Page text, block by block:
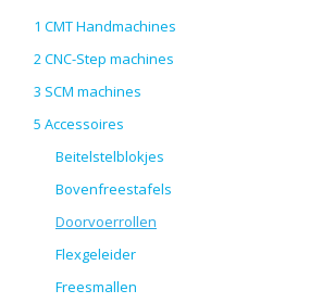
1 CMT Handmachines
2 CNC-Step machines
3 SCM machines
5 Accessoires
Beitelstelblokjes
Bovenfreestafels
Doorvoerrollen
Flexgeleider
Freesmallen